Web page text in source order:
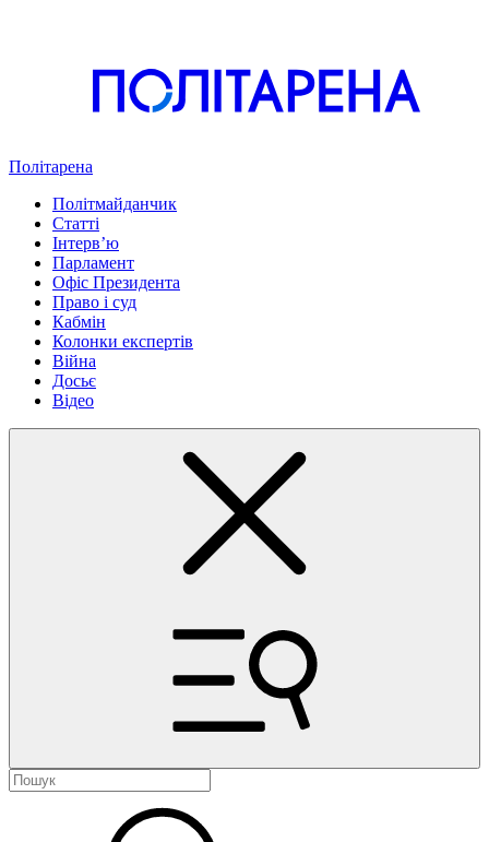
Політарена
Політмайданчик
Статті
Інтервʼю
Парламент
Офіс Президента
Право і суд
Кабмін
Колонки експертів
Війна
Досьє
Відео